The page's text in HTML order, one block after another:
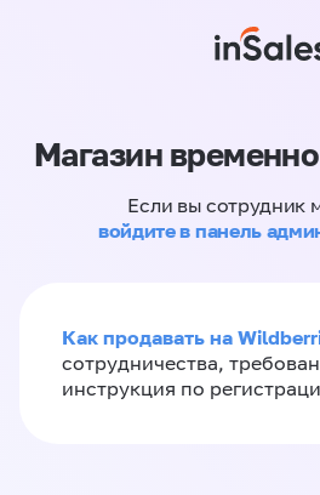
Магазин
Если вы сотрудник
войдите в панель
Как продавать на
сотрудничества,
инструкция по